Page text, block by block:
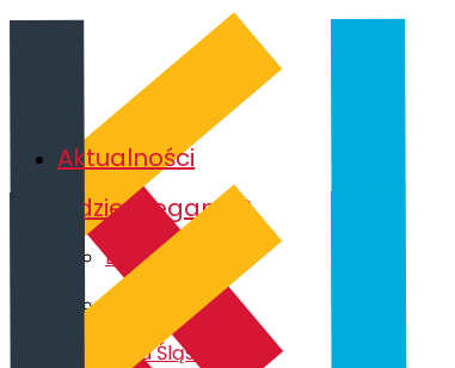
Aktualności
Gdzie biegamy?
Bydgoszcz
Ruda Śląska